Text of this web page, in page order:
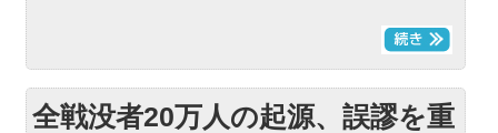
全戦没者20万人の起源、誤謬を重